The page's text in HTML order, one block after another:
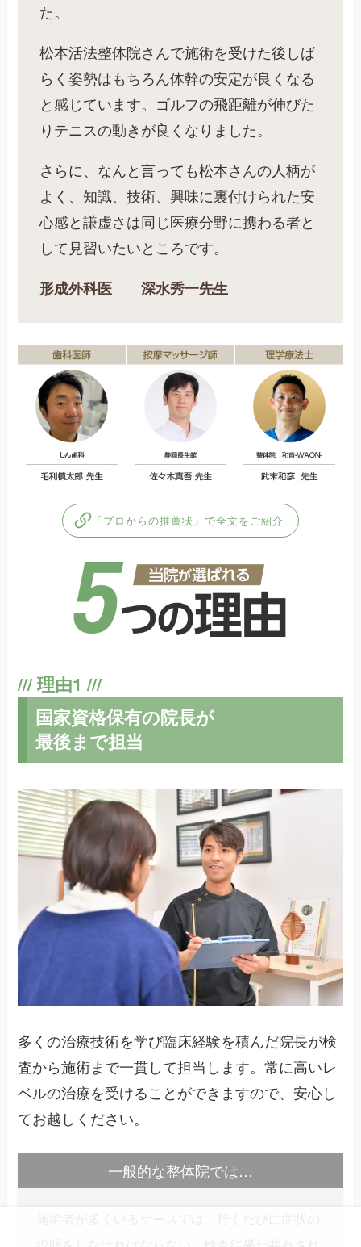
た。
松本活法整体院さんで施術を受けた後しば
らく姿勢はもちろん体幹の安定が良くなる
と感じています。ゴルフの飛距離が伸びた
りテニスの動きが良くなりました。
さらに、なんと言っても松本さんの人柄が
よく、知識、技術、興味に裏付けられた安
心感と謙虚さは同じ医療分野に携わる者と
して見習いたいところです。
形成外科医 深水秀一先生
「プロからの推薦状」で全文をご紹介
国家資格保有の院長が
最後まで担当
多くの治療技術を学び臨床経験を積んだ院長が検
査から施術まで一貫して担当します。常に高いレ
ベルの治療を受けることができますので、安心し
てお越しください。
一般的な整体院では…